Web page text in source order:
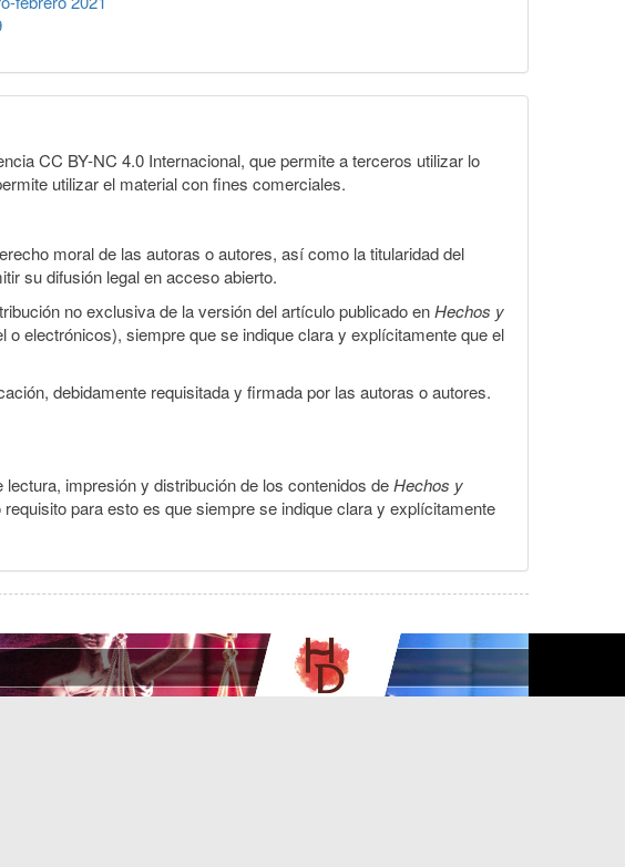
CC BY-NC 4.0 Internacional, que permite a terceros utilizar lo
utilizar el material con fines comerciales.
moral de las autoras o autores, así como la titularidad del
su difusión legal en acceso abierto.
no exclusiva de la versión del artículo publicado enHechos y
electrónicos), siempre que se indique clara y explícitamente que el
debidamente requisitada y firmada por las autoras o autores.
impresión y distribución de los contenidos deHechos y
para esto es que siempre se indique clara y explícitamente